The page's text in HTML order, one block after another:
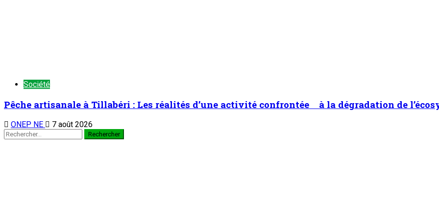
Société
Pêche artisanale à Tillabéri : Les réalités d’une activité confrontée à la dégradation de
ONEP NE
7 août 2026
Rechercher :